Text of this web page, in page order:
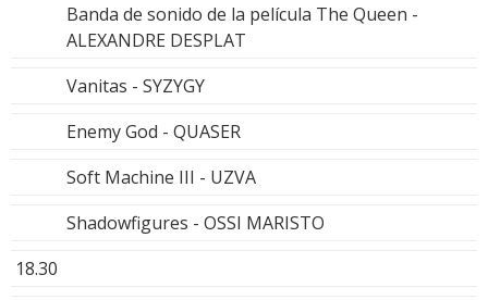
Banda de sonido de la película The Queen -
ALEXANDRE DESPLAT
Vanitas - SYZYGY
Enemy God - QUASER
Soft Machine III - UZVA
Shadowfigures - OSSI MARISTO
18.30